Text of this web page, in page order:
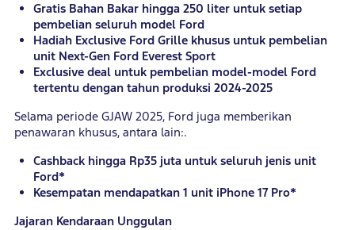
Gratis Bahan Bakar hingga 250 liter untuk setiap
pembelian seluruh model Ford
Hadiah Exclusive Ford Grille khusus untuk pembelian
unit Next-Gen Ford Everest Sport
Exclusive deal untuk pembelian model-model Ford
tertentu dengan tahun produksi 2024-2025
Selama periode GJAW 2025, Ford juga memberikan
penawaran khusus, antara lain:.
Cashback hingga Rp35 juta untuk seluruh jenis unit
Ford*
Kesempatan mendapatkan 1 unit iPhone 17 Pro*
Jajaran Kendaraan Unggulan